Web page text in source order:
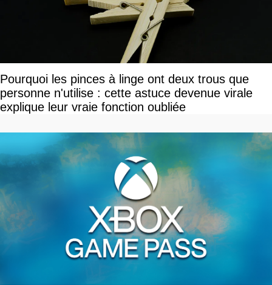
Pourquoi les pinces à linge ont deux trous que
personne n'utilise : cette astuce devenue virale
explique leur vraie fonction oubliée